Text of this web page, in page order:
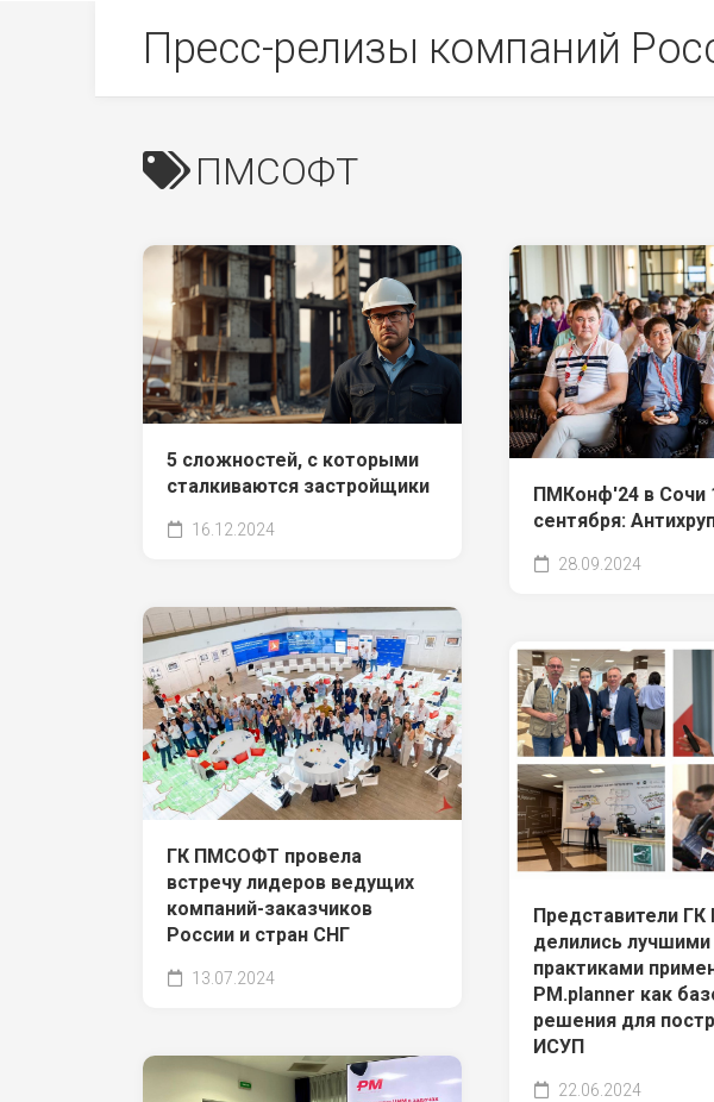
Пресс-релизы компаний
ПМСОФТ
5 сложностей, с которыми
сталкиваются застройщики
16.12.2024
ПМКонф'24 в Сочи
сентября:
28.09.2024
ГК ПМСОФТ провела
встречу лидеров ведущих
компаний-заказчиков
России и стран СНГ
13.07.2024
Представители
делились лучшими
практиками
PM.planner как
решения для
ИСУП
22.06.2024